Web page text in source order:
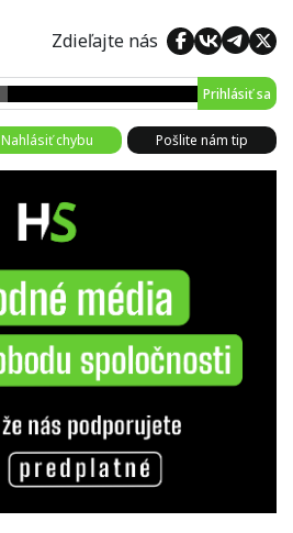
Zdieľajte nás
Prihlásiť sa
Nahlásiť chybu Pošlite nám tip